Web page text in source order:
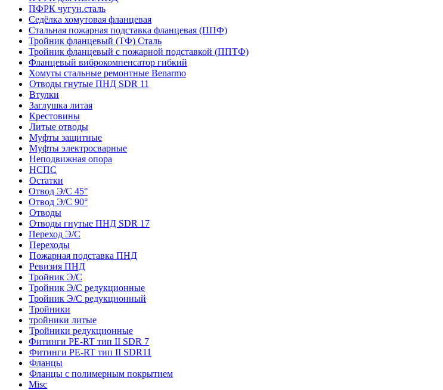
ПФРК чугун.сталь
Седёлка хомутовая фланцевая
Стальная пожарная подставка фланцевая (ППФ)
Тройник фланцевый (ТФ) Сталь
Тройник фланцевый с пожарной подставкой (ППТФ)
Фланцевый виброкомпенсатор гибкий
Хомуты стальные ремонтные Benarmo
Отводы гнутые ПНД SDR 11
Втулки
Заглушка литая
Крестовины
Литые отводы
Муфты защитные
Муфты электросварные
Неподвижная опора
НСПС
Остатки
Отвод Э/С 45°
Отвод Э/С 90°
Отводы
Отводы гнутые ПНД SDR 17
Переход Э/С
Переходы
Пожарная подставка ПНД
Ревизия ПНД
Тройник Э/С
Тройник Э/С редукционные
Тройник Э/С редукционный
Тройники
тройники литые
Тройники редукционные
Фитинги PE-RT тип II SDR 7
Фитинги PE-RT тип II SDR11
Фланцы
Фланцы с полимерным покрытием
Misc